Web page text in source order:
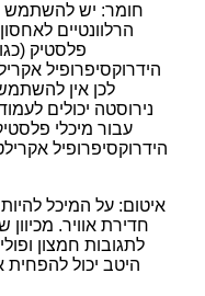
חומר: יש להשתמש
הרלוונטיים
פלסטיק
הידרוקסיפרופיל
לכן אין
נירוסטה יכולים
עבור מיכלי
הידרוקסיפרופיל
איטום: על המיכל
חדירת אוויר.
לתגובות חמצון
היטב יכול